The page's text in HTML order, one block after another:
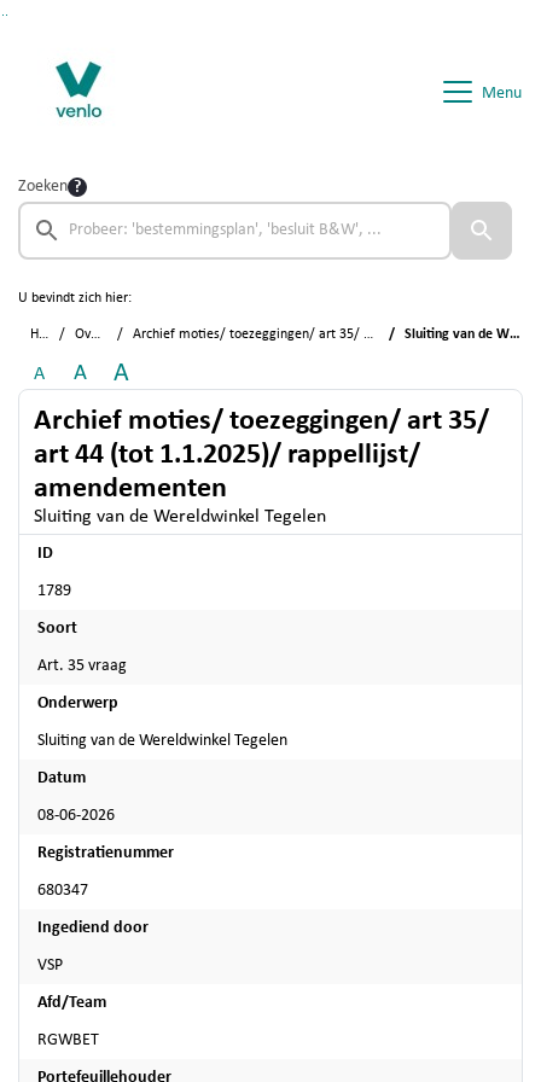
Menu
Zoeken
U bevindt zich hier:
Home Overzichten Archief moties/ toezeggingen/ art 35/ art 44 (tot 1.1.2025)/ rappellijst/ amendementen Sluiting van de Wereldwinkel Tegelen
A A A
Archief moties/ toezeggingen/ art 35/
art 44 (tot 1.1.2025)/ rappellijst/
amendementen
Sluiting van de Wereldwinkel Tegelen
ID
1789
Soort
Art. 35 vraag
Onderwerp
Sluiting van de Wereldwinkel Tegelen
Datum
08-06-2026
Registratienummer
680347
Ingediend door
VSP
Afd/Team
RGWBET
Portefeuillehouder